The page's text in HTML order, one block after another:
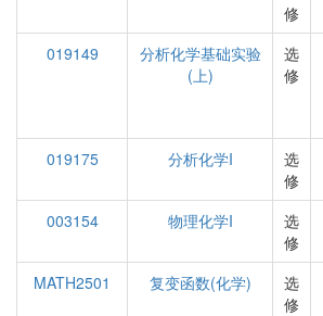
修
019149
分析化学基础实验
(上)
选
修
019175 分析化学I
选
修
003154
物理化学I
选
修
MATH2501
复变函数(化学)
选
修